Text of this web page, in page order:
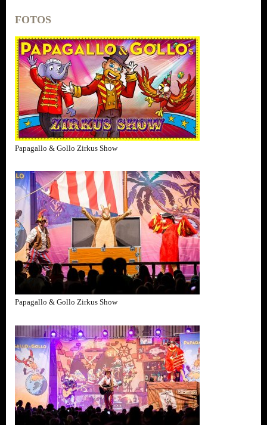
FOTOS
Papagallo & Gollo Zirkus Show
Papagallo & Gollo Zirkus Show